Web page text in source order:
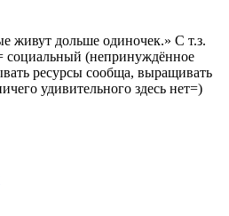
живут дольше одиночек.» С т.з.
социальный (непринуждённое
ресурсы сообща, выращивать
удивительного здесь нет=)